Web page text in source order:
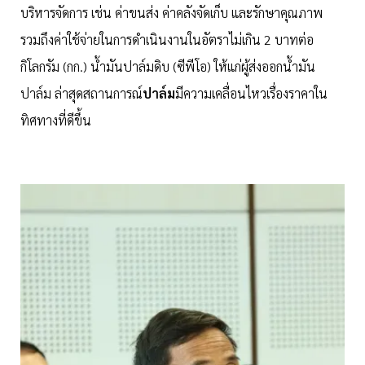
บริหารจัดการ เช่น ค่าขนส่ง ค่าคลังจัดเก็บ และรักษาคุณภาพ
รวมถึงค่าใช้จ่ายในการดำเนินงานในอัตราไม่เกิน 2 บาทต่อ
กิโลกรัม (กก.) น้ำมันปาล์มดิบ (ซีพีโอ) ให้แก่ผู้ส่งออกน้ำมัน
ปาล์ม ล่าสุดสถานการณ์ปาล์มมีความเคลื่อนไหวเรื่องราคาใน
ทิศทางที่ดีขึ้น